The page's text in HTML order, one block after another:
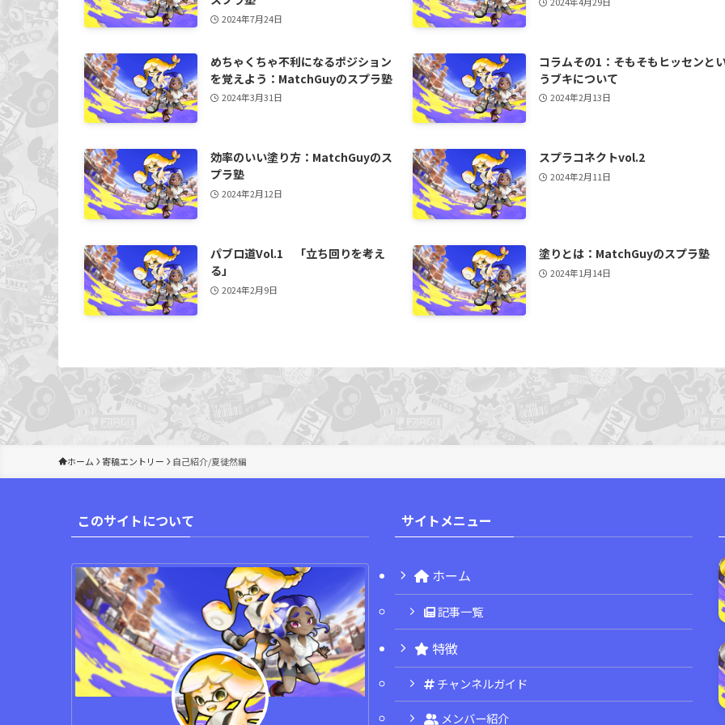
2024年7月24日
めちゃくちゃ不利になるポジション
を覚えよう：MatchGuyのスプラ塾
2024年3月31日
コラムその1：そもそもヒッセンと
うブキについて
2024年2月13日
効率のいい塗り方：MatchGuyのス
プラ塾
2024年2月12日
スプラコネクトvol.2
2024年2月11日
パブロ道Vol.1 「立ち回りを考え
る」
2024年2月9日
塗りとは：MatchGuyのスプラ塾
2024年1月14日
ホーム 寄稿エントリー 自己紹介/夏徒然編
このサイトについて サイトメニュー
ホーム
記事一覧
特徴
チャンネルガイド
メンバー紹介